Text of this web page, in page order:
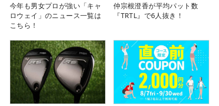
今年も男女プロが強い「キャ
ロウェイ」のニュース一覧は
こちら！
仲宗根澄香が平均パット数
『TRTL』で6人抜き！